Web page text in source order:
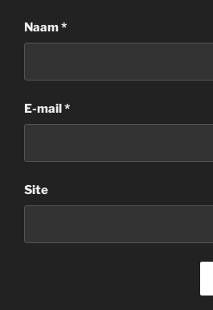
Naam*
E-mail*
Site